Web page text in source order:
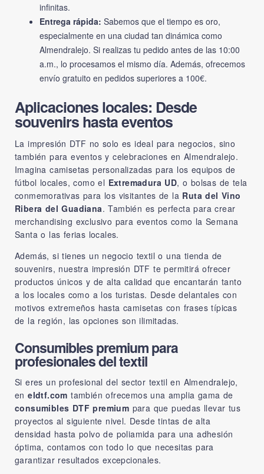
infinitas.
Entrega rápida: Sabemos que el tiempo es oro,
especialmente en una ciudad tan dinámica como
Almendralejo. Si realizas tu pedido antes de las 10:00
a.m., lo procesamos el mismo día. Además, ofrecemos
envío gratuito en pedidos superiores a 100€.
Aplicaciones locales: Desde
souvenirs hasta eventos
La impresión DTF no solo es ideal para negocios, sino
también para eventos y celebraciones en Almendralejo.
Imagina camisetas personalizadas para los equipos de
fútbol locales, como el Extremadura UD, o bolsas de tela
conmemorativas para los visitantes de la Ruta del Vino
Ribera del Guadiana. También es perfecta para crear
merchandising exclusivo para eventos como la Semana
Santa o las ferias locales.
Además, si tienes un negocio textil o una tienda de
souvenirs, nuestra impresión DTF te permitirá ofrecer
productos únicos y de alta calidad que encantarán tanto
a los locales como a los turistas. Desde delantales con
motivos extremeños hasta camisetas con frases típicas
de la región, las opciones son ilimitadas.
Consumibles premium para
profesionales del textil
Si eres un profesional del sector textil en Almendralejo,
eneldtf.com también ofrecemos una amplia gama de
consumibles DTF premium para que puedas llevar tus
proyectos al siguiente nivel. Desde tintas de alta
densidad hasta polvo de poliamida para una adhesión
óptima, contamos con todo lo que necesitas para
garantizar resultados excepcionales.